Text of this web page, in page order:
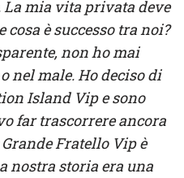
mia vita privata deve
è successo tra noi?
non ho mai
nel male. Ho deciso di
Island Vip e sono
far trascorrere ancora
Grande Fratello Vip è
nostra storia era una